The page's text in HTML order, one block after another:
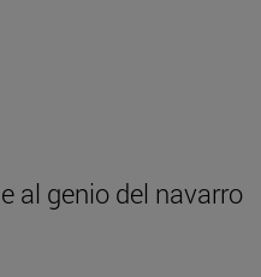
al genio del navarro